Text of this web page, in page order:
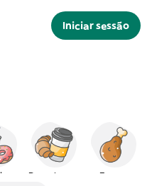
Iniciar sessão
Peq. almoço Frango